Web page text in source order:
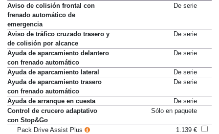
Aviso de colisión frontal con
frenado automático de
emergencia
De serie
Aviso de tráfico cruzado trasero y
de colisión por alcance
De serie
Ayuda de aparcamiento delantero
con frenado automático
De serie
Ayuda de aparcamiento lateral
De serie
Ayuda de aparcamiento trasero
con frenado automático
De serie
Ayuda de arranque en cuesta
De serie
Control de crucero adaptativo
con Stop&Go
Sólo en paquete
Pack Drive Assist Plus
1.139 €